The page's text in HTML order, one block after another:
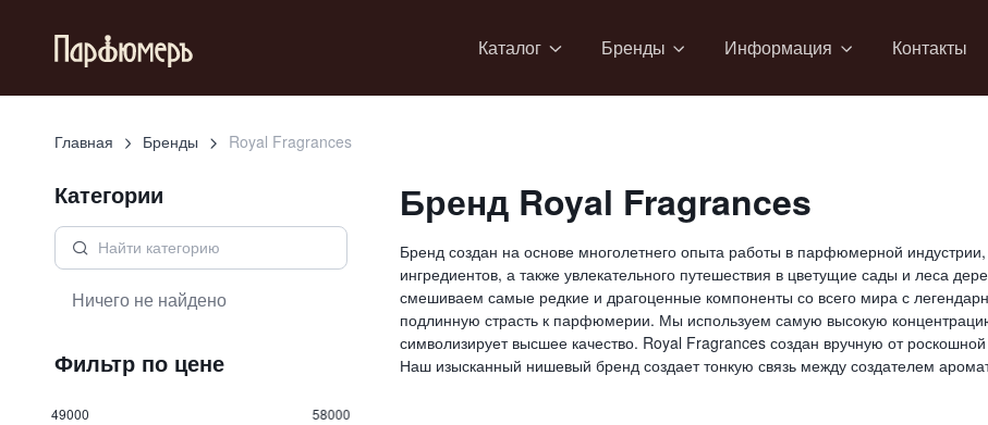
Каталог Бренды Информация Контакты
Главная Бренды Royal Fragrances
Бренд Royal Fragrances
Бренд создан на основе многолетнего опыта работы в парфюмерной индустрии,
ингредиентов, а также увлекательного путешествия в цветущие сады и леса
смешиваем самые редкие и драгоценные компоненты со всего мира с
подлинную страсть к парфюмерии. Мы используем самую высокую
символизирует высшее качество. Royal Fragrances создан вручную от
Наш изысканный нишевый бренд создает тонкую связь между создателем
Категории
Ничего не найдено
Фильтр по цене
49000 58000